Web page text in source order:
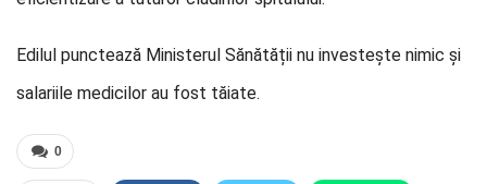
Edilul punctează Ministerul Sănătății nu investește nimic și
salariile medicilor au fost tăiate.
0